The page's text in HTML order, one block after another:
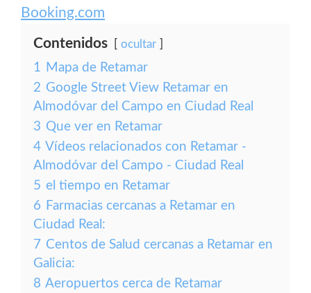
Booking.com
Contenidos ocultar
1 Mapa de Retamar
2 Google Street View Retamar en
Almodóvar del Campo en Ciudad Real
3 Que ver en Retamar
4 Vídeos relacionados con Retamar -
Almodóvar del Campo - Ciudad Real
5 el tiempo en Retamar
6 Farmacias cercanas a Retamar en
Ciudad Real:
7 Centos de Salud cercanas a Retamar en
Galicia:
8 Aeropuertos cerca de Retamar